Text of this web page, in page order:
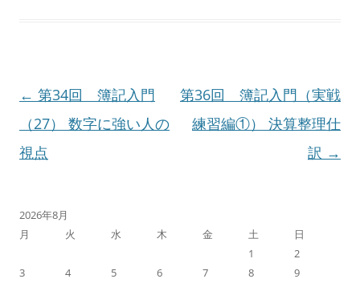
投
稿
ナ
ゲ
ー
シ
← 第34回 簿記入門
（27） 数字に強い人の
視点
第36回 簿記入門（実戦
練習編①） 決算整理仕
訳 →
2026年8月
月
火 水 木 金 土
日
1
2
3
4 5 6 7 8
9